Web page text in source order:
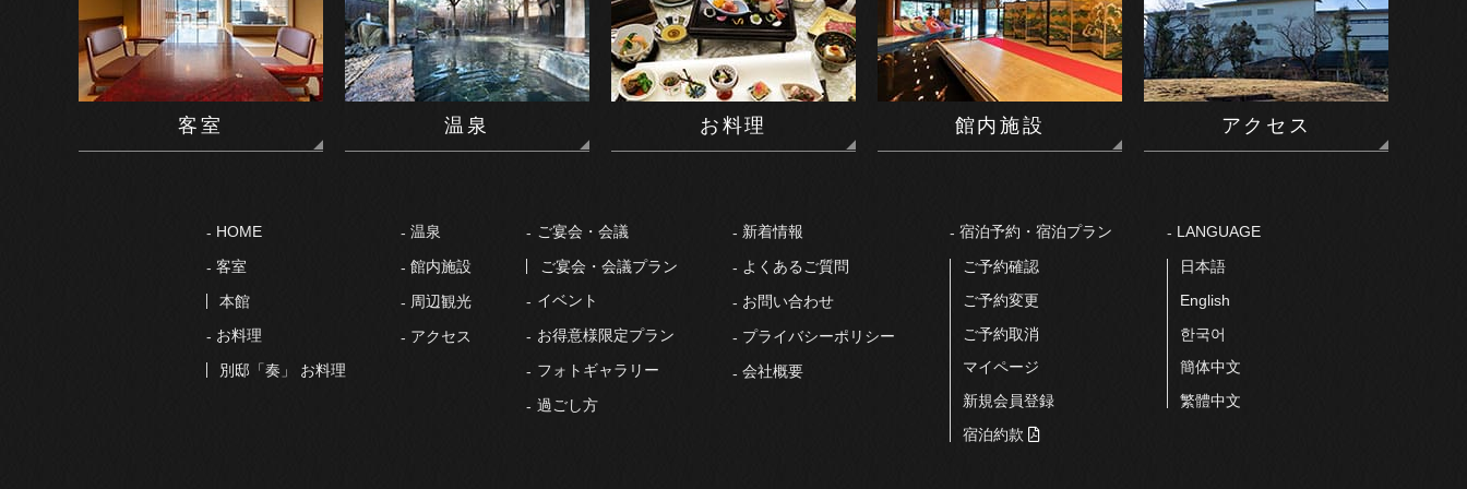
客室 温泉 お料理 館内施設 アクセス
HOME
客室
本館
お料理
別邸「奏」 お料理
温泉
館内施設
周辺観光
アクセス
ご宴会・会議
ご宴会・会議プラン
イベント
お得意様限定プラン
フォトギャラリー
過ごし⽅
新着情報
よくあるご質問
お問い合わせ
プライバシーポリシー
会社概要
宿泊予約・宿泊プラン
ご予約確認
ご予約変更
ご予約取消
マイページ
新規会員登録
宿泊約款
LANGUAGE
⽇本語
English
한국어
簡体中文
繁體中文